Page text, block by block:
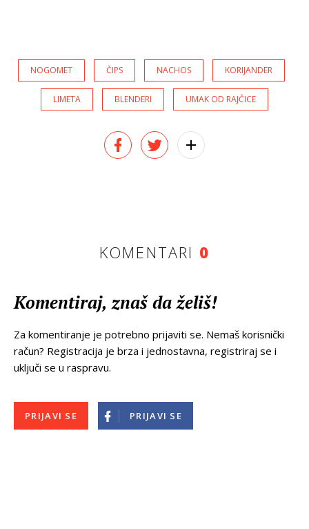
NOGOMET ČIPS NACHOS KORIJANDER
LIMETA BLENDERI UMAK OD RAJČICE
KOMENTARI 0
Komentiraj, znaš da želiš!
Za komentiranje je potrebno prijaviti se. Nemaš korisnički
račun? Registracija je brza i jednostavna, registriraj se i
uključi se u raspravu.
PRIJAVI SE PRIJAVI SE